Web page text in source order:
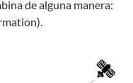
de alguna manera: